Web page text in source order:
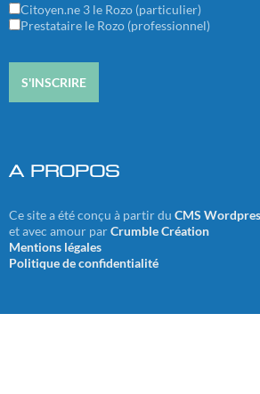
Citoyen.ne 3 le Rozo (particulier)
Prestataire le Rozo (professionnel)
A PROPOS
Ce site a été conçu à partir du CMS
et avec amour parCrumble Création
Mentions légales
Politique de confidentialité